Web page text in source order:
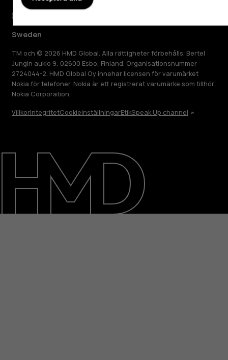
Om
Sweden
TM och © 2026 HMD Global. Alla rättigheter förbehålls. Bertel
Jungin aukio 9, 02600 Esbo, Finland. Organisationsnummer
2724044-2. HMD Global Oy innehar licensen för varumärket
Nokia för telefoner. Nokia är ett registrerat varumärke som tillhör
Nokia Corporation.
VillkorIntegritetCookieinställningarEtikSpeak Up channel